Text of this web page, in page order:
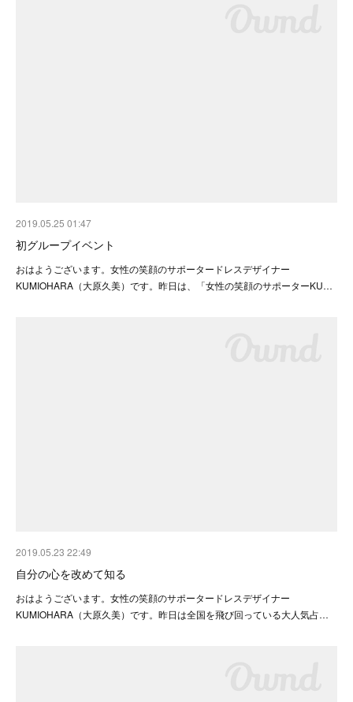
2019.05.25 01:47
初グループイベント
おはようございます。女性の笑顔のサポータードレスデザイナー
KUMIOHARA（大原久美）です。昨日は、「女性の笑顔のサポーターKU…
2019.05.23 22:49
自分の心を改めて知る
おはようございます。女性の笑顔のサポータードレスデザイナー
KUMIOHARA（大原久美）です。昨日は全国を飛び回っている大人気占…